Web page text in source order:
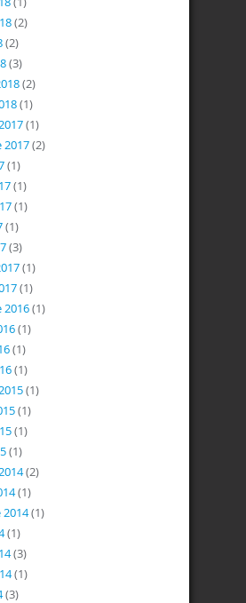
(2)
(2)
(3)
(2)
(1)
(1)
2017(2)
(1)
(1)
(1)
(1)
(3)
(1)
(1)
2016(1)
(1)
(1)
(1)
(1)
(1)
(1)
(1)
(2)
(1)
(1)
(1)
(3)
(1)
(3)